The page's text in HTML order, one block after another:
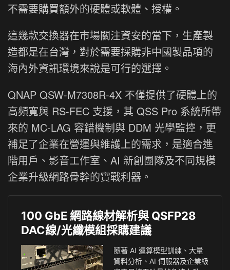
不需要購買額外的硬體或軟體、授權。
這幾款交換器在市場關注資安的當下，生產製
造都是在台灣，對於需要採購非中國製品項的
海內外資訊環境來說是可行的選擇。
QNAP QSW-M7308R-4X 不僅提供了硬體上的
高頻寬與 RS-FEC 支援，其 QSS Pro 系統所帶
來的 MC-LAG 容錯機制與 DDM 光學監控，更
補足了企業在營運與維護上的需求，是適合進
階用戶、影音工作室、AI 新創團隊及不同規模
企業升級網路骨幹的實戰利器。